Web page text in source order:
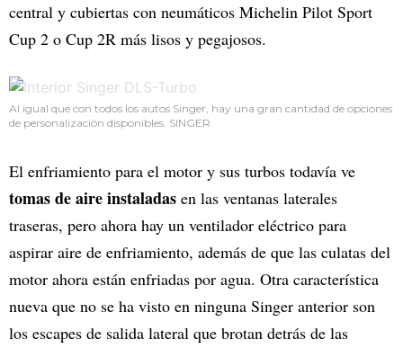
central y cubiertas con neumáticos Michelin Pilot Sport
Cup 2 o Cup 2R más lisos y pegajosos.
Al igual que con todos los autos Singer, hay una gran cantidad de opciones
de personalización disponibles. SINGER
El enfriamiento para el motor y sus turbos todavía ve
tomas de aire instaladas en las ventanas laterales
traseras, pero ahora hay un ventilador eléctrico para
aspirar aire de enfriamiento, además de que las culatas del
motor ahora están enfriadas por agua. Otra característica
nueva que no se ha visto en ninguna Singer anterior son
los escapes de salida lateral que brotan detrás de las